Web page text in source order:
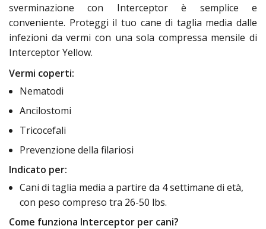
sverminazione con Interceptor è semplice e
conveniente. Proteggi il tuo cane di taglia media dalle
infezioni da vermi con una sola compressa mensile di
Interceptor Yellow.
Vermi coperti:
Nematodi
Ancilostomi
Tricocefali
Prevenzione della filariosi
Indicato per:
Cani di taglia media a partire da 4 settimane di età,
con peso compreso tra 26-50 lbs.
Come funziona Interceptor per cani?